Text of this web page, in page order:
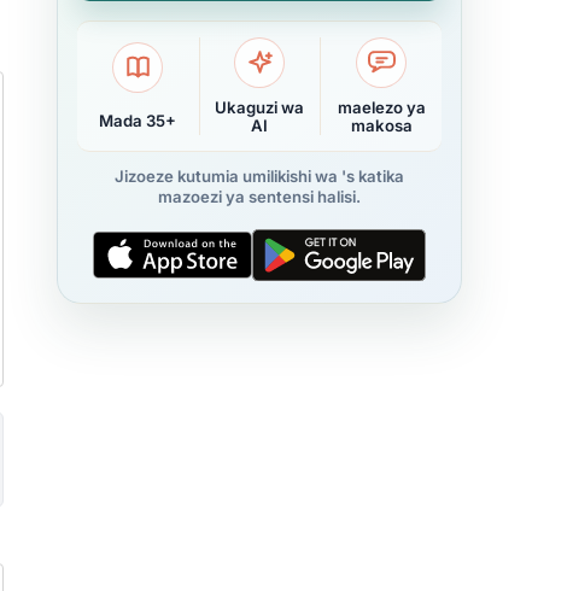
Mada 35+
Ukaguzi wa
AI
maelezo ya
makosa
Jizoeze kutumia umilikishi wa 's katika
mazoezi ya sentensi halisi.